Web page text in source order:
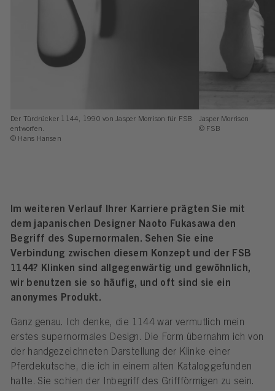
Der Türdrücker 1144, 1990 von Jasper Morrison für FSB
entworfen.
© Hans Hansen
Jasper Morrison
© FSB
Im weiteren Verlauf Ihrer Karriere prägten Sie mit
dem japanischen Designer Naoto Fukasawa den
Begriff des Supernormalen. Sehen Sie eine
Verbindung zwischen diesem Konzept und der FSB
1144? Klinken sind allgegenwärtig und gewöhnlich,
wir benutzen sie so häufig, und oft sind sie ein
anonymes Produkt.
Ganz genau. Ich denke, die 1144 war vermutlich mein
erstes supernormales Design. Die Form übernahm ich von
der handgezeichneten Darstellung der Klinke einer
Pferdekutsche, die ich in einem alten Katalog gefunden
hatte. Sie schien der Inbegriff des Griffförmigen zu sein.